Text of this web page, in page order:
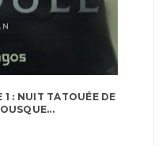
1 : NUIT TATOUÉE DE